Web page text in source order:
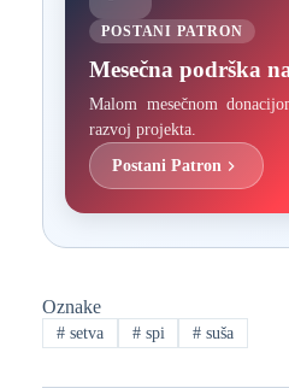
POSTANI PATRON
Mesečna podrška
Malom mesečnom
razvoj projekta.
Postani Patron
Oznake
#setva #spi # suša